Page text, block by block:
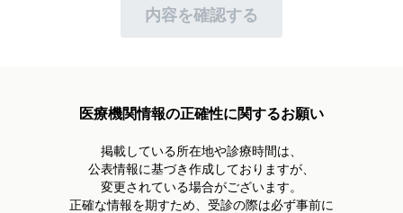
個人情報への不正アクセス・滅失・破壊・改ざん・漏洩
及び毀損等のリスクを十分に考慮し、組織的・人的・物
お客様からお客様自身の個人情報の開示、訂正、利用停
上で 速やかに対応いたします。
個人情報に関する苦情及びご相談の場合、速やかに対応
いたします。
内容を確認する
医療機関情報の正確性に関するお願い
掲載している所在地や診療時間は、
公表情報に基づき作成しておりますが、
変更されている場合がございます。
正確な情報を期すため、受診の際は必ず事前に